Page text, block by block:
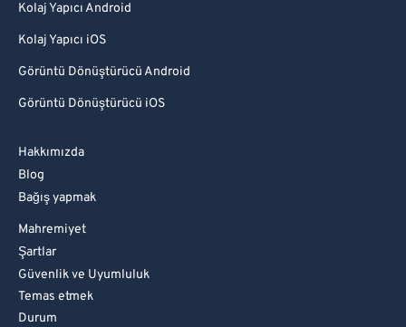
Kolaj Yapıcı Android
Kolaj Yapıcı iOS
Görüntü Dönüştürücü Android
Görüntü Dönüştürücü iOS
Hakkımızda
Blog
Bağış yapmak
Mahremiyet
Şartlar
Güvenlik ve Uyumluluk
Temas etmek
Durum